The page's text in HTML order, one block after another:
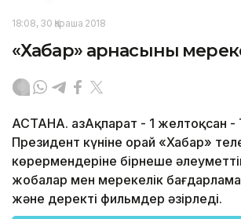
18:08, 30 Қараша 2018
«Хабар» арнасының
АСТАНА. ҚазАқпарат - 1 желтоқсан
Президент күніне орай «Хабар»
көрермендеріне бірнеше
жобалар мен мерекелік
және деректі фильмдер әзірледі.